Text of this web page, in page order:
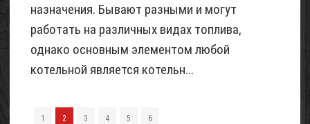
назначения. Бывают разными и могут
работать на различных видах топлива,
однако основным элементом любой
котельной является котельн...
1 2 3 4 5 6